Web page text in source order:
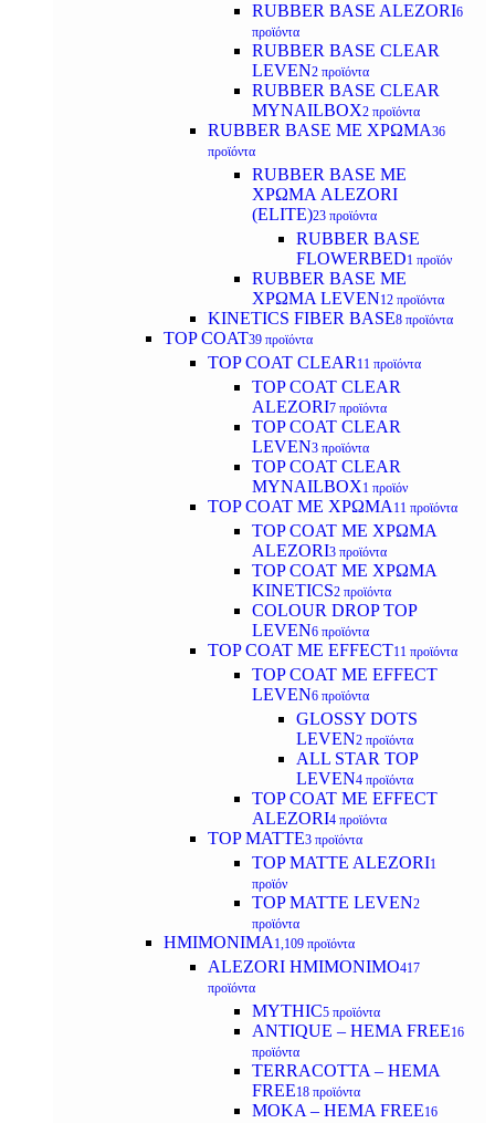
RUBBER BASE ALEZORI6
προϊόντα
RUBBER BASE CLEAR
LEVEN2 προϊόντα
RUBBER BASE CLEAR
MYNAILBOX2 προϊόντα
RUBBER BASE ΜΕ ΧΡΩΜΑ36
προϊόντα
RUBBER BASE ΜΕ
ΧΡΩΜΑ ALEZORI
(ELITE)23 προϊόντα
RUBBER BASE
FLOWERBED1 προϊόν
RUBBER BASE ΜΕ
ΧΡΩΜΑ LEVEN12 προϊόντα
KINETICS FIBER BASE8 προϊόντα
TOP COAT39 προϊόντα
TOP COAT CLEAR 11 προϊόντα
TOP COAT CLEAR
ALEZORI7 προϊόντα
TOP COAT CLEAR
LEVEN3 προϊόντα
TOP COAT CLEAR
MYNAILBOX1 προϊόν
TOP COAT ΜΕ ΧΡΩΜΑ 11 προϊόντα
TOP COAT ΜΕ ΧΡΩΜΑ
ALEZORI3 προϊόντα
TOP COAT ΜΕ ΧΡΩΜΑ
KINETICS2 προϊόντα
COLOUR DROP TOP
LEVEN6 προϊόντα
TOP COAT ΜΕ EFFECT11 προϊόντα
TOP COAT ME EFFECT
LEVEN6 προϊόντα
GLOSSY DOTS
LEVEN2 προϊόντα
ALL STAR TOP
LEVEN4 προϊόντα
TOP COAT ME EFFECT
ALEZORI4 προϊόντα
TOP MATTE3 προϊόντα
TOP MATTE ALEZORI1
προϊόν
TOP MATTE LEVEN2
προϊόντα
ΗΜΙΜΟΝΙΜΑ 1,109 προϊόντα
ALEZORI ΗΜΙΜΟΝΙΜΟ417
προϊόντα
MYTHIC5 προϊόντα
ANTIQUE – HEMA FREE16
προϊόντα
TERRACOTTA – HEMA
FREE18 προϊόντα
MOKA – HEMA FREE16